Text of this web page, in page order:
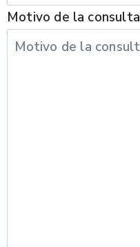
Motivo de la consulta